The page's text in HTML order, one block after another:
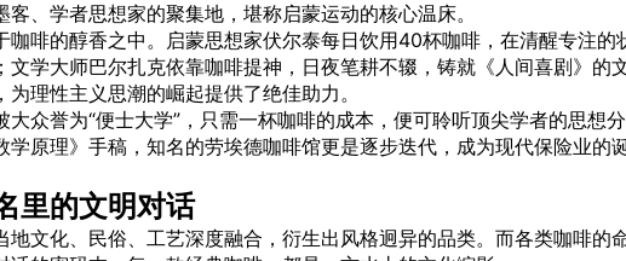
、学者思想家的聚集地，堪称启蒙运动的核心温床。
啡的醇香之中。启蒙思想家伏尔泰每日饮用40杯咖啡，在清醒专注的
学大师巴尔扎克依靠咖啡提神，日夜笔耕不辍，铸就《人间喜剧》的
理性主义思潮的崛起提供了绝佳助力。
众誉为“便士大学”，只需一杯咖啡的成本，便可聆听顶尖学者的思想分
原理》手稿，知名的劳埃德咖啡馆更是逐步迭代，成为现代保险业的
里的文明对话
文化、民俗、工艺深度融合，衍生出风格迥异的品类。而各类咖啡的